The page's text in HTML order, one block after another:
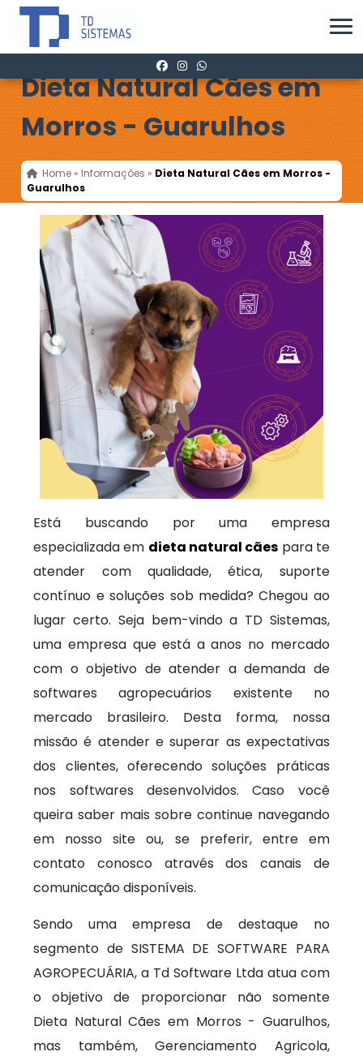
Dieta Natural Cães em
Morros - Guarulhos
Home » Informações » Dieta Natural Cães em Morros -
Guarulhos
Está buscando por uma empresa
especializada em dieta natural cães para te
atender com qualidade, ética, suporte
contínuo e soluções sob medida? Chegou ao
lugar certo. Seja bem-vindo a TD Sistemas,
uma empresa que está a anos no mercado
com o objetivo de atender a demanda de
softwares agropecuários existente no
mercado brasileiro. Desta forma, nossa
missão é atender e superar as expectativas
dos clientes, oferecendo soluções práticas
nos softwares desenvolvidos. Caso você
queira saber mais sobre continue navegando
em nosso site ou, se preferir, entre em
contato conosco através dos canais de
comunicação disponíveis.
Sendo uma empresa de destaque no
segmento de SISTEMA DE SOFTWARE PARA
AGROPECUÁRIA, a Td Software Ltda atua com
o objetivo de proporcionar não somente
Dieta Natural Cães em Morros - Guarulhos,
mas também, Gerenciamento Agricola,